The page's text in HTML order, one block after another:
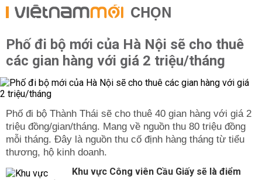
CHỌN
Phố đi bộ mới của Hà Nội sẽ cho thuê
các gian hàng với giá 2 triệu/tháng
Phố đi bộ Thành Thái sẽ cho thuê 40 gian hàng với giá 2
triệu đồng/gian/tháng. Mang về nguồn thu 80 triệu đồng
mỗi tháng. Đây là nguồn thu cố định hàng tháng từ tiểu
thương, hộ kinh doanh.
Khu vực Công viên Cầu Giấy sẽ là điểm